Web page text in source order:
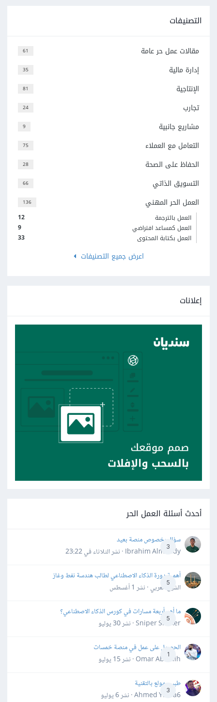
التصنيفات
61 مقالات عمل حر عامة
35 إدارة مالية
81 الإنتاجية
24 تجارب
9 مشاريع جانبية
75 التعامل مع العملاء
28 الحفاظ على الصحة
66 التسويق الذاتي
136 العمل الحر المهني
12
العمل بالترجمة
9
العمل كمساعد افتراضي
33
العمل بكتابة المحتوى
اعرض جميع التصنيفات
إعلانات
أحدث أسئلة العمل الحر
3
سؤال بخصوص منصة بعيد
Ibrahim Almahdy · نشر
الثلاثاء في 23:22
5
أهمية دورة الذكاء الاصطناعي لطالب هندسة نفط وغاز
الشيخ العربي · نشر 1 أغسطس
5
ما أهم أربعة مسارات في كورس الذكاء الاصطناعي؟
Sniper Shaker · نشر
30 يوليو
1
الحصول على عمل في منصة خمسات
Omar Abdallh · نشر
15 يوليو
3
طبيب مولع بالتقنية
Ahmed Yahia6 · نشر
6 يوليو